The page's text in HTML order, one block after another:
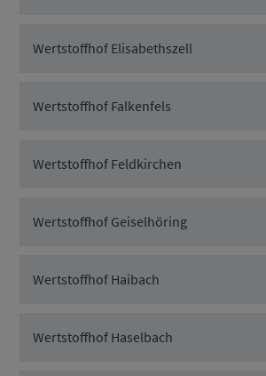
Wertstoffhof Elisabethszell
Wertstoffhof Falkenfels
Wertstoffhof Feldkirchen
Wertstoffhof Geiselhöring
Wertstoffhof Haibach
Wertstoffhof Haselbach